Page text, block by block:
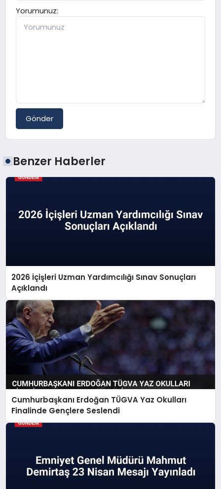
Yorumunuz:
Gönder
Benzer Haberler
2026 İçişleri Uzman Yardımcılığı Sınav Sonuçları
Açıklandı
Cumhurbaşkanı Erdoğan TÜGVA Yaz Okulları
Finalinde Gençlere Seslendi